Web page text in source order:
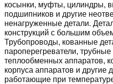
косынки, муфты, цилиндры,
подшипников и другие
ненагруженные детали.
конструкций с большим
Трубопроводы, кованные
пароперегреватели, трубные
теплообменных аппаратов,
корпуса аппаратов и другие
работающие при